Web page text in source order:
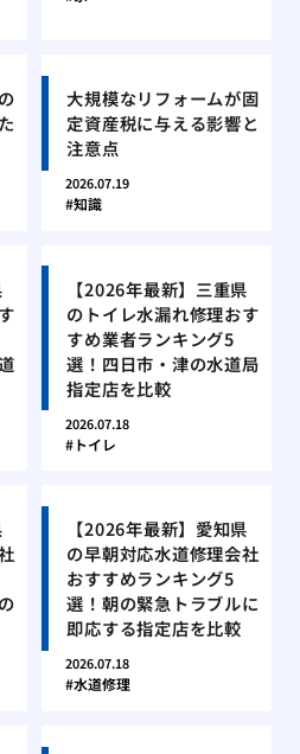
大規模なリフォームが固
定資産税に与える影響と
注意点
2026.07.19
知識
【2026年最新】三重県
のトイレ水漏れ修理おす
すめ業者ランキング5
選！四日市・津の水道局
指定店を比較
2026.07.18
トイレ
【2026年最新】愛知県
の早朝対応水道修理会社
おすすめランキング5
選！朝の緊急トラブルに
即応する指定店を比較
2026.07.18
水道修理